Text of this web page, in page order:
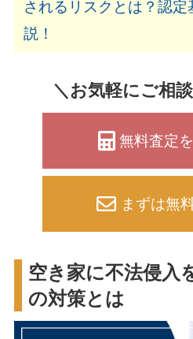
されるリスクとは？認
説！
＼お気軽にご相
無料査定
まずは無
空き家に不法侵入
の対策とは